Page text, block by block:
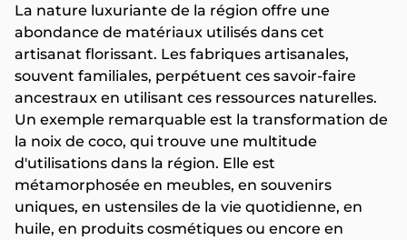
La nature luxuriante de la région offre une
abondance de matériaux utilisés dans cet
artisanat florissant. Les fabriques artisanales,
souvent familiales, perpétuent ces savoir-faire
ancestraux en utilisant ces ressources naturelles.
Un exemple remarquable est la transformation de
la noix de coco, qui trouve une multitude
d'utilisations dans la région. Elle est
métamorphosée en meubles, en souvenirs
uniques, en ustensiles de la vie quotidienne, en
huile, en produits cosmétiques ou encore en